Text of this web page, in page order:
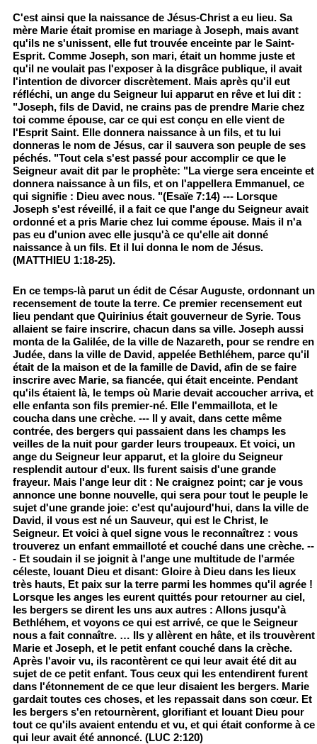
C'est ainsi que la naissance de Jésus-Christ a eu lieu. Sa
mère Marie était promise en mariage à Joseph, mais avant
qu'ils ne s'unissent, elle fut trouvée enceinte par le Saint-
Esprit. Comme Joseph, son mari, était un homme juste et
qu'il ne voulait pas l'exposer à la disgrâce publique, il avait
l'intention de divorcer discrètement. Mais après qu'il eut
réfléchi, un ange du Seigneur lui apparut en rêve et lui dit :
"Joseph, fils de David, ne crains pas de prendre Marie chez
toi comme épouse, car ce qui est conçu en elle vient de
l'Esprit Saint. Elle donnera naissance à un fils, et tu lui
donneras le nom de Jésus, car il sauvera son peuple de ses
péchés. "Tout cela s'est passé pour accomplir ce que le
Seigneur avait dit par le prophète: "La vierge sera enceinte et
donnera naissance à un fils, et on l'appellera Emmanuel, ce
qui signifie : Dieu avec nous. "(Esaïe 7:14) --- Lorsque
Joseph s'est réveillé, il a fait ce que l'ange du Seigneur avait
ordonné et a pris Marie chez lui comme épouse. Mais il n'a
pas eu d'union avec elle jusqu'à ce qu'elle ait donné
naissance à un fils. Et il lui donna le nom de Jésus.
(MATTHIEU 1:18-25).
En ce temps-là parut un édit de César Auguste, ordonnant un
recensement de toute la terre. Ce premier recensement eut
lieu pendant que Quirinius était gouverneur de Syrie. Tous
allaient se faire inscrire, chacun dans sa ville. Joseph aussi
monta de la Galilée, de la ville de Nazareth, pour se rendre en
Judée, dans la ville de David, appelée Bethléhem, parce qu'il
était de la maison et de la famille de David, afin de se faire
inscrire avec Marie, sa fiancée, qui était enceinte. Pendant
qu'ils étaient là, le temps où Marie devait accoucher arriva, et
elle enfanta son fils premier-né. Elle l'emmaillota, et le
coucha dans une crèche. --- Il y avait, dans cette même
contrée, des bergers qui passaient dans les champs les
veilles de la nuit pour garder leurs troupeaux. Et voici, un
ange du Seigneur leur apparut, et la gloire du Seigneur
resplendit autour d'eux. Ils furent saisis d'une grande
frayeur. Mais l'ange leur dit : Ne craignez point; car je vous
annonce une bonne nouvelle, qui sera pour tout le peuple le
sujet d'une grande joie: c'est qu'aujourd'hui, dans la ville de
David, il vous est né un Sauveur, qui est le Christ, le
Seigneur. Et voici à quel signe vous le reconnaîtrez : vous
trouverez un enfant emmailloté et couché dans une crèche. --
- Et soudain il se joignit à l'ange une multitude de l'armée
céleste, louant Dieu et disant: Gloire à Dieu dans les lieux
très hauts, Et paix sur la terre parmi les hommes qu'il agrée !
Lorsque les anges les eurent quittés pour retourner au ciel,
les bergers se dirent les uns aux autres : Allons jusqu'à
Bethléhem, et voyons ce qui est arrivé, ce que le Seigneur
nous a fait connaître. … Ils y allèrent en hâte, et ils trouvèrent
Marie et Joseph, et le petit enfant couché dans la crèche.
Après l'avoir vu, ils racontèrent ce qui leur avait été dit au
sujet de ce petit enfant. Tous ceux qui les entendirent furent
dans l'étonnement de ce que leur disaient les bergers. Marie
gardait toutes ces choses, et les repassait dans son cœur. Et
les bergers s'en retournèrent, glorifiant et louant Dieu pour
tout ce qu'ils avaient entendu et vu, et qui était conforme à ce
qui leur avait été annoncé. (LUC 2:120)